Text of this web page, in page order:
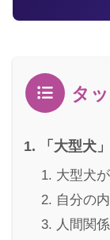
タ
「大型犬
大型犬
自分の
人間関